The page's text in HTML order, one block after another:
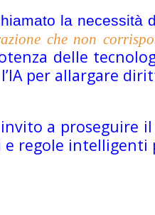
la necessità
che non
delle
per allargare
a proseguire
regole